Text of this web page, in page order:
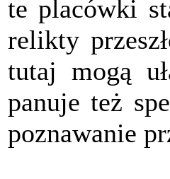
te placówki
relikty
tutaj mogą
panuje też
poznawanie